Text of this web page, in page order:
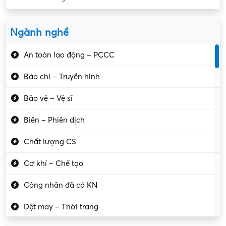
Ngành nghề
An toàn lao động – PCCC
Báo chí – Truyền hình
Bảo vệ – Vệ sĩ
Biên – Phiên dịch
Chất lượng CS
Cơ khí – Chế tạo
Công nhân đã có KN
Dệt may – Thời trang